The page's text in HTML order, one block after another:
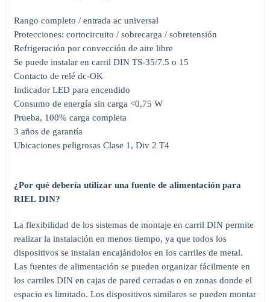
Rango completo / entrada ac universal
Protecciones: cortocircuito / sobrecarga / sobretensión
Refrigeración por convección de aire libre
Se puede instalar en carril DIN TS-35/7.5 o 15
Contacto de relé dc-OK
Indicador LED para encendido
Consumo de energía sin carga <0,75 W
Prueba, 100% carga completa
3 años de garantía
Ubicaciones peligrosas Clase 1, Div 2 T4
¿Por qué debería utilizar una fuente de alimentación para
RIEL DIN?
La flexibilidad de los sistemas de montaje en carril DIN permite
realizar la instalación en menos tiempo, ya que todos los
dispositivos se instalan encajándolos en los carriles de metal.
Las fuentes de alimentación se pueden organizar fácilmente en
los carriles DIN en cajas de pared cerradas o en zonas donde el
espacio es limitado. Los dispositivos similares se pueden montar